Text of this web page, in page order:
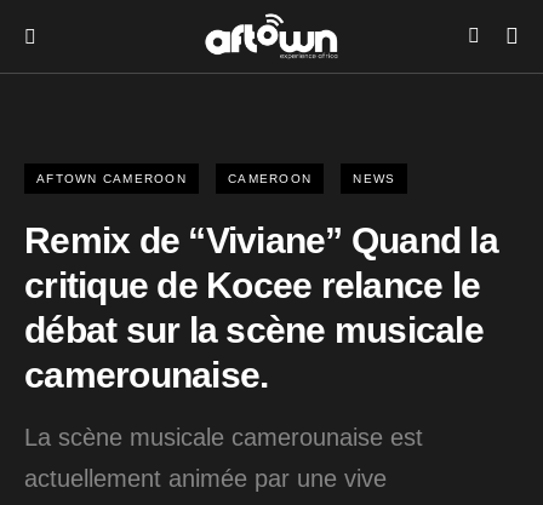
AFTOWN CAMEROON CAMEROON NEWS
Remix de “Viviane” Quand la
critique de Kocee relance le
débat sur la scène musicale
camerounaise.
La scène musicale camerounaise est
actuellement animée par une vive